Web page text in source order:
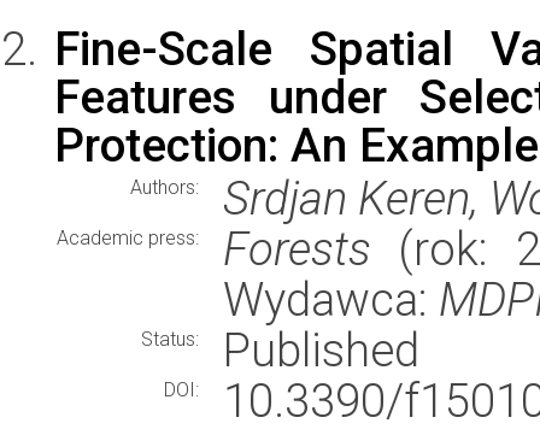
Fine-Scale Spatial
Features under
Protection: An
Authors: Srdjan Keren,
Academic press: Forests (rok:
Wydawca:
Status: Published
DOI:
10.3390/